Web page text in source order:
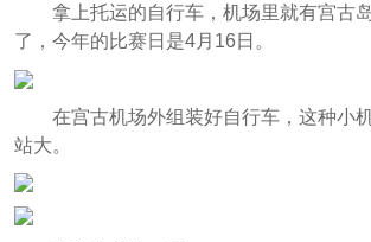
拿上托运的自行车，机场里就有宫古
了，今年的比赛日是4月16日。
在宫古机场外组装好自行车，这种小
站大。